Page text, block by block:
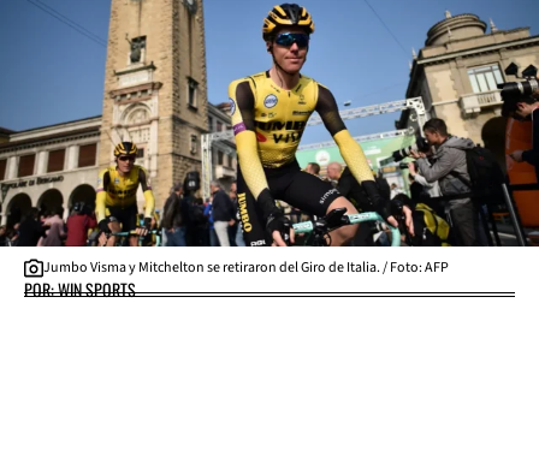
Jumbo Visma y Mitchelton se retiraron del Giro de Italia. / Foto: AFP
POR: WIN SPORTS